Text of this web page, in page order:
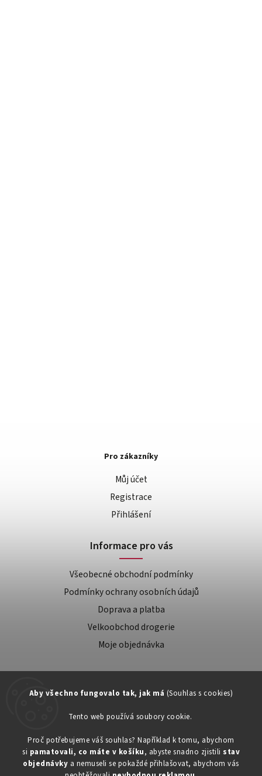
Aby všechno fungovalo tak, jak má (Souhlas s cookies)
Tento web používá soubory cookie.
Proč potřebujeme váš souhlas? Například k tomu, abychom
si pamatovali, co máte v košíku, abyste snadno zjistili stav
objednávky a nemuseli se pokaždé přihlašovat, abychom vás
734603917
Pro zákazníky
Můj účet
Registrace
Přihlášení
Informace pro vás
Všeobecné obchodní podmínky
Podmínky ochrany osobních údajů
Doprava a platba
Velkoobchod drogerie
Moje objednávka